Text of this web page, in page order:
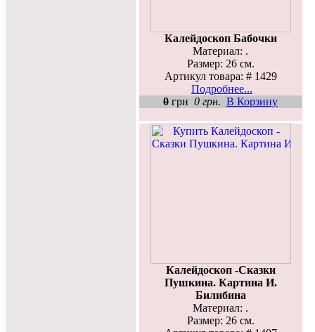
Калейдоскоп Бабочки
Материал: .
Размер: 26 см.
Артикул товара: # 1429
Подробнее...
0 грн 0 грн. В Корзину
Калейдоскоп -Сказки
Пушкина. Картина И.
Билибина
Материал: .
Размер: 26 см.